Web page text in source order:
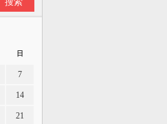
日
7
14
21